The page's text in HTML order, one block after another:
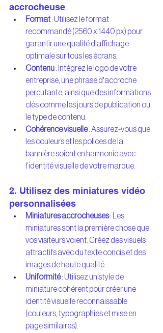
accrocheuse
Format : Utilisez le format
recommandé (2560 x 1440 px) pour
garantir une qualité d'affichage
optimale sur tous les écrans.
Contenu : Intégrez le logo de votre
entreprise, une phrase d'accroche
percutante, ainsi que des informations
clés comme les jours de publication ou
le type de contenu.
Cohérence visuelle : Assurez-vous que
les couleurs et les polices de la
bannière soient en harmonie avec
l’identité visuelle de votre marque.
2. Utilisez des miniatures vidéo
personnalisées
Miniatures accrocheuses : Les
miniatures sont la première chose que
vos visiteurs voient. Créez des visuels
attractifs avec du texte concis et des
images de haute qualité.
Uniformité : Utilisez un style de
miniature cohérent pour créer une
identité visuelle reconnaissable
(couleurs, typographies et mise en
page similaires).